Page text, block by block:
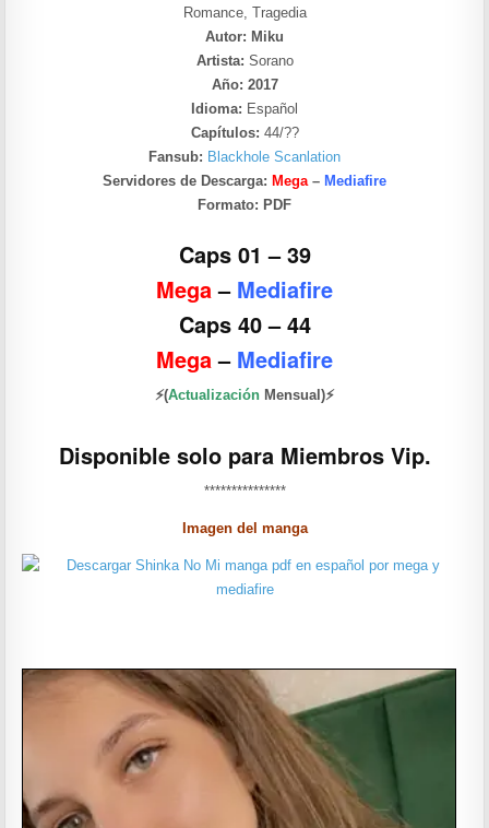
Romance, Tragedia
Autor: Miku
Artista: Sorano
Año: 2017
Idioma: Español
Capítulos: 44/??
Fansub: Blackhole Scanlation
Servidores de Descarga: Mega– Mediafire
Formato: PDF
Caps 01 – 39
Mega– Mediafire
Caps 40 – 44
Mega– Mediafire
⚡(Actualización Mensual)⚡
Disponible solo para Miembros Vip.
***************
Imagen del manga